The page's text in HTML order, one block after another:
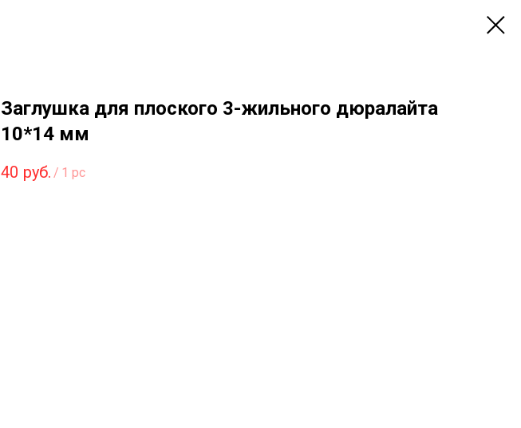
Заглушка для плоского 3-жильного дюралайта
10*14 мм
40 руб. / 1 pc